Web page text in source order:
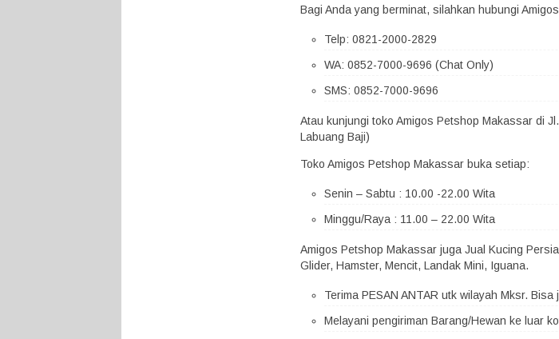
Bagi Anda yang berminat, silahkan hubungi
Telp: 0821-2000-2829
WA: 0852-7000-9696 (Chat Only)
SMS: 0852-7000-9696
Atau kunjungi toko Amigos Petshop Makassar di
Labuang Baji)
Toko Amigos Petshop Makassar buka setiap:
Senin – Sabtu : 10.00 -22.00 Wita
Minggu/Raya : 11.00 – 22.00 Wita
Amigos Petshop Makassar juga Jual Kucing
Glider, Hamster, Mencit, Landak Mini, Iguana.
Terima PESAN ANTAR utk wilayah Mksr.
Melayani pengiriman Barang/Hewan ke luar